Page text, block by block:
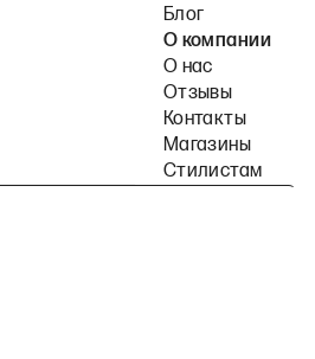
Блог
О компании
О нас
Отзывы
Контакты
Магазины
Стилистам